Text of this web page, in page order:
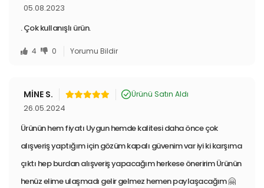
sizleri bekliyor. Renkli ve fonksiyonel ürünlerin dünyasına
05.08.2023
. Çok kullanışlı ürün.
4 0 Yorumu Bildir
MİNE S. Ürünü Satın Aldı
26.05.2024
Ürünün hem fiyatı Uygun hemde kalitesi daha önce çok
alışveriş yaptığım için gözüm kapalı güvenim var iyi ki karşıma
çıktı hep burdan alışveriş yapacağım herkese öneririm Ürünün
henüz elime ulaşmadı gelir gelmez hemen paylaşacağım 🤗